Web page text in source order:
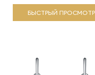
БЫСТРЫЙ ПРОСМОТР